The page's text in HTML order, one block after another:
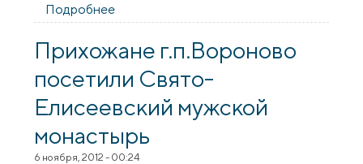
Подробнее
«Этика и психология семейной жизни» в
Вороновском колледже
Прихожане г.п.Вороново
посетили Свято-
Елисеевский мужской
монастырь
6 ноября, 2012 - 00:24